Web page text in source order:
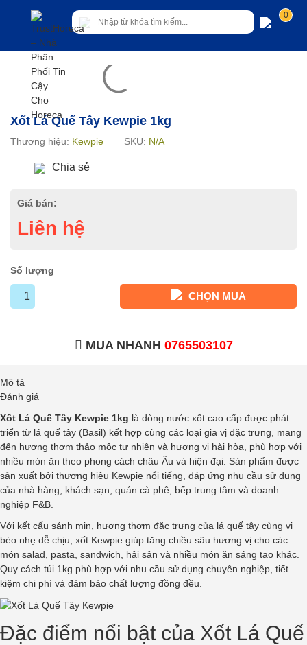
0
Xốt Lá Quế Tây Kewpie 1kg
Thương hiệu: Kewpie SKU: N/A
Chia sẻ
Giá bán:
Liên hệ
Số lượng
CHỌN MUA
MUA NHANH 0765503107
Mô tả
Đánh giá
Xốt Lá Quế Tây Kewpie 1kg là dòng nước xốt cao cấp được phát
triển từ lá quế tây (Basil) kết hợp cùng các loại gia vị đặc trưng, mang
đến hương thơm thảo mộc tự nhiên và hương vị hài hòa, phù hợp với
nhiều món ăn theo phong cách châu Âu và hiện đại. Sản phẩm được
sản xuất bởi thương hiệu Kewpie nổi tiếng, đáp ứng nhu cầu sử dụng
của nhà hàng, khách sạn, quán cà phê, bếp trung tâm và doanh
nghiệp F&B.
Với kết cấu sánh mịn, hương thơm đặc trưng của lá quế tây cùng vị
béo nhẹ dễ chịu, xốt Kewpie giúp tăng chiều sâu hương vị cho các
món salad, pasta, sandwich, hải sản và nhiều món ăn sáng tạo khác.
Quy cách túi 1kg phù hợp với nhu cầu sử dụng chuyên nghiệp, tiết
kiệm chi phí và đảm bảo chất lượng đồng đều.
Đặc điểm nổi bật của Xốt Lá Quế